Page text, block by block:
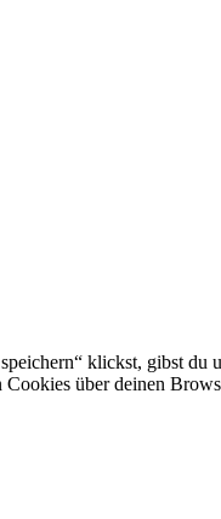
klickst, gibst du
über deinen